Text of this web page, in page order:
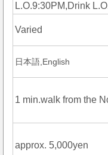
L.O.9:30PM,Drink
Varied
日本語,English
1 min.walk from the
approx. 5,000yen